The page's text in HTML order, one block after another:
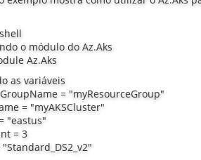
o módulo do Az.Aks
Az.Aks
as variáveis
= "myResourceGroup"
= "myAKSCluster"
"eastus"
= 3